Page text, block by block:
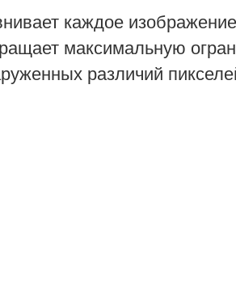
каждое
максимальную
различий